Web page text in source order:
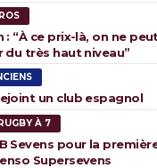
: “À ce prix-là, on ne
du très haut niveau”
un club espagnol
À 7
Sevens pour la
Supersevens